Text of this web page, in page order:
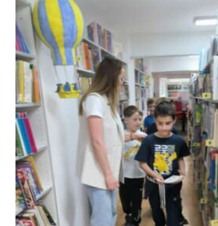
PROGRAMI I PROJEKTI
KATALOG
O KNJIŽNICI
ZA KORISNIKE
ODJELI
DOKUMENTI
KONTAKT